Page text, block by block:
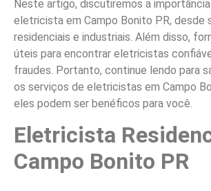
Neste artigo, discutiremos a
eletricista em Campo Bonito PR, desde
residenciais e industriais. Além disso,
úteis para encontrar eletricistas
fraudes. Portanto, continue lendo para
os serviços de eletricistas em Campo
eles podem ser benéficos para você.
Eletricista
Campo Bonito PR